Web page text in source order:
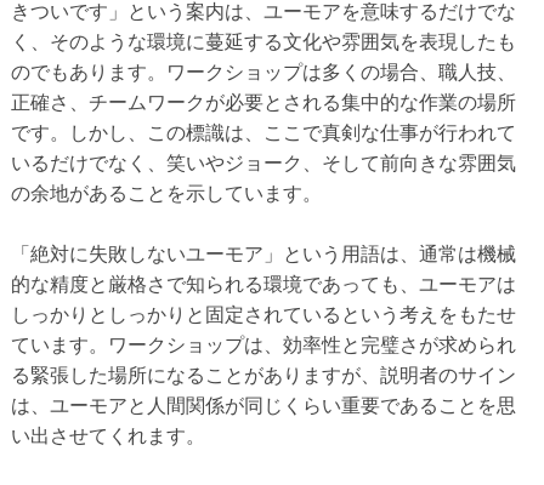
きついです」という案内は、ユーモアを意味するだけでな
く、そのような環境に蔓延する文化や雰囲気を表現したも
のでもあります。ワークショップは多くの場合、職人技、
正確さ、チームワークが必要とされる集中的な作業の場所
です。しかし、この標識は、ここで真剣な仕事が行われて
いるだけでなく、笑いやジョーク、そして前向きな雰囲気
の余地があることを示しています。
「絶対に失敗しないユーモア」という用語は、通常は機械
的な精度と厳格さで知られる環境であっても、ユーモアは
しっかりとしっかりと固定されているという考えをもたせ
ています。ワークショップは、効率性と完璧さが求められ
る緊張した場所になることがありますが、説明者のサイン
は、ユーモアと人間関係が同じくらい重要であることを思
い出させてくれます。